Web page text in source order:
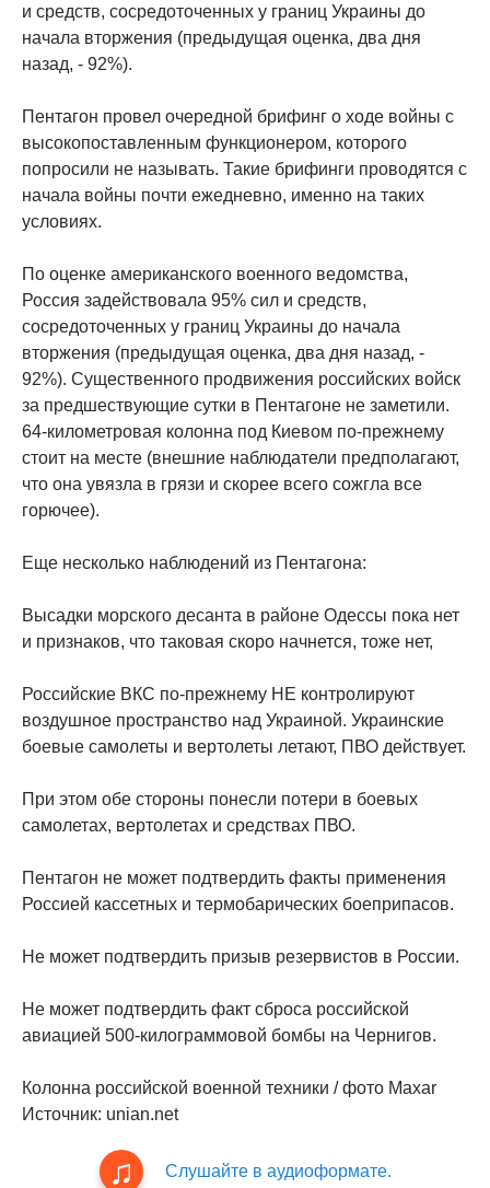
и средств, сосредоточенных у границ Украины до
начала вторжения (предыдущая оценка, два дня
назад, - 92%).
Пентагон провел очередной брифинг о ходе войны с
высокопоставленным функционером, которого
попросили не называть. Такие брифинги проводятся с
начала войны почти ежедневно, именно на таких
условиях.
По оценке американского военного ведомства,
Россия задействовала 95% сил и средств,
сосредоточенных у границ Украины до начала
вторжения (предыдущая оценка, два дня назад, -
92%). Существенного продвижения российских войск
за предшествующие сутки в Пентагоне не заметили.
64-километровая колонна под Киевом по-прежнему
стоит на месте (внешние наблюдатели предполагают,
что она увязла в грязи и скорее всего сожгла все
горючее).
Еще несколько наблюдений из Пентагона:
Высадки морского десанта в районе Одессы пока нет
и признаков, что таковая скоро начнется, тоже нет,
Российские ВКС по-прежнему НЕ контролируют
воздушное пространство над Украиной. Украинские
боевые самолеты и вертолеты летают, ПВО действует.
При этом обе стороны понесли потери в боевых
самолетах, вертолетах и средствах ПВО.
Пентагон не может подтвердить факты применения
Россией кассетных и термобарических боеприпасов.
Не может подтвердить призыв резервистов в России.
Не может подтвердить факт сброса российской
авиацией 500-килограммовой бомбы на Чернигов.
Колонна российской военной техники / фото Maxar
Источник: unian.net
Слушайте в аудиоформате.